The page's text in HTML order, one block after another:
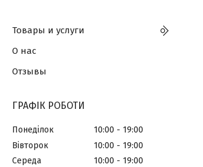
Товары и услуги
О нас
Отзывы
ГРАФІК РОБОТИ
Понеділок 10:00
19:00
Вівторок
10:00
19:00
Середа
10:00
19:00